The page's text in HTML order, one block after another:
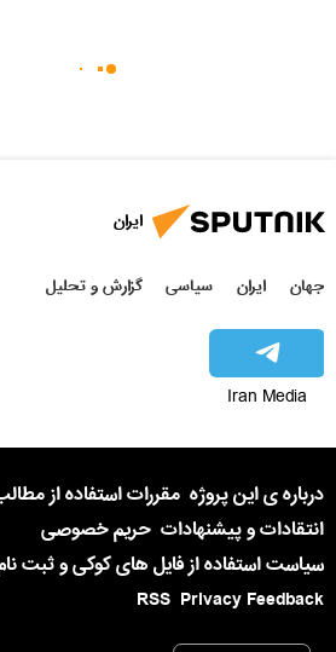
ایران
جهان ایران سیاسی گزارش و تحلیل
Iran Media
درباره ی این پروژه مقررات استفاده از
انتقادات و پیشنهادات حریم خصوصی
سیاست استفاده از فایل های کوکی و ثبت
Privacy Feedback
RSS